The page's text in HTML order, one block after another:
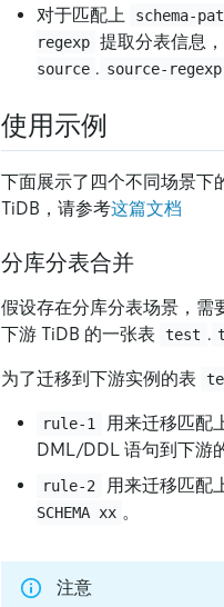
对于匹配上
schema-
regexp 提取分表信息
source . source-regexp
使用示例
下面展示了四个不同场景下
TiDB，请参考这篇文档
分库分表合并
假设存在分库分表场景，需
下游 TiDB 的一张表
test . t
为了迁移到下游实例的表
rule-1 用来迁移匹配
DML/DDL 语句到下游
rule-2 用来迁移匹配
SCHEMA xx 。
注意